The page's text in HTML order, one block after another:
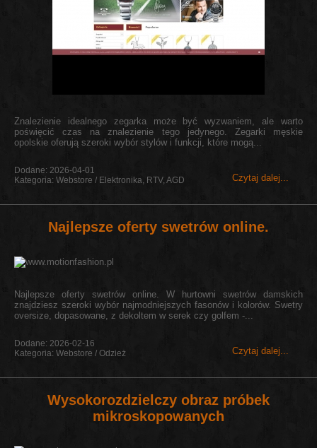
Znalezienie idealnego zegarka może być wyzwaniem, ale warto
poświęcić czas na znalezienie tego jedynego. Zegarki męskie
opolskie oferują szeroki wybór stylów i funkcji, które mogą...
Czytaj dalej...
Dodane: 2026-04-01
Kategoria: Webstore / Elektronika, RTV, AGD
Najlepsze oferty swetrów online.
Najlepsze oferty swetrów online. W hurtowni swetrów damskich
znajdziesz szeroki wybór najmodniejszych fasonów i kolorów. Swetry
oversize, dopasowane, z dekoltem w serek czy golfem -...
Czytaj dalej...
Dodane: 2026-02-16
Kategoria: Webstore / Odzież
Wysokorozdzielczy obraz próbek
mikroskopowanych